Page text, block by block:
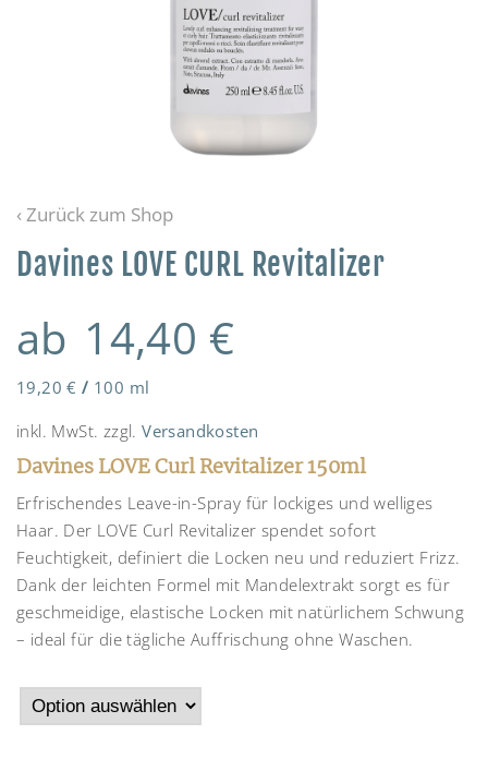
‹ Zurück zum Shop
Davines LOVE CURL Revitalizer
ab 14,40 €
19,20€ / 100 ml
inkl. MwSt. zzgl.Versandkosten
Davines LOVE Curl Revitalizer 150ml
Erfrischendes Leave-in-Spray für lockiges und welliges
Haar. Der LOVE Curl Revitalizer spendet sofort
Feuchtigkeit, definiert die Locken neu und reduziert Frizz.
Dank der leichten Formel mit Mandelextrakt sorgt es für
geschmeidige, elastische Locken mit natürlichem Schwung
– ideal für die tägliche Auffrischung ohne Waschen.